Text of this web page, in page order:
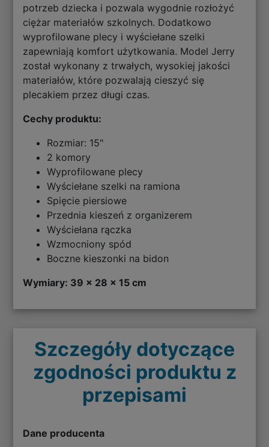
potrzeb dziecka i pozwala wygodnie rozłożyć
ciężar materiałów szkolnych. Dodatkowo
wyprofilowane plecy i wyściełane szelki
zapewniają komfort użytkowania. Model Jerry
został wykonany z trwałych, wysokiej jakości
materiałów, które pozwalają cieszyć się
plecakiem przez długi czas.
Cechy produktu:
Rozmiar: 15"
2 komory
Wyprofilowane plecy
Wyściełane szelki na ramiona
Spięcie piersiowe
Przednia kieszeń z organizerem
Wyściełana rączka
Wzmocniony spód
Boczne kieszonki na bidon
Wymiary: 39 x 28 x 15 cm
Szczegóły dotyczące
zgodności produktu z
przepisami
Dane producenta